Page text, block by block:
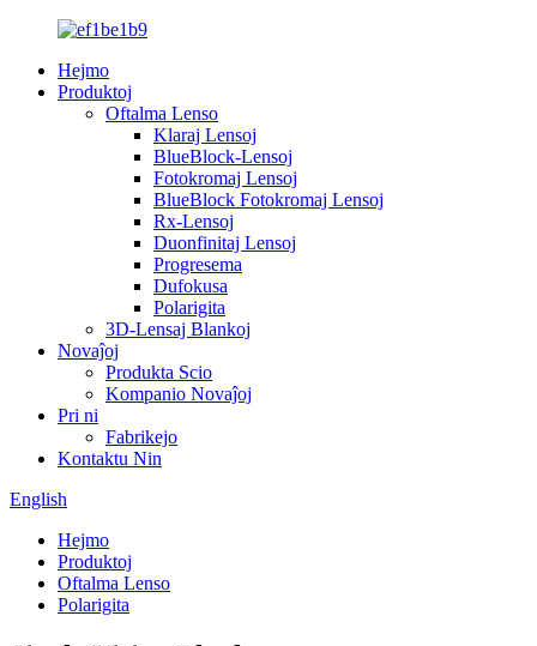
Hejmo
Produktoj
Oftalma Lenso
Klaraj Lensoj
BlueBlock-Lensoj
Fotokromaj Lensoj
BlueBlock Fotokromaj Lensoj
Rx-Lensoj
Duonfinitaj Lensoj
Progresema
Dufokusa
Polarigita
3D-Lensaj Blankoj
Novaĵoj
Produkta Scio
Kompanio Novaĵoj
Pri ni
Fabrikejo
Kontaktu Nin
English
Hejmo
Produktoj
Oftalma Lenso
Polarigita